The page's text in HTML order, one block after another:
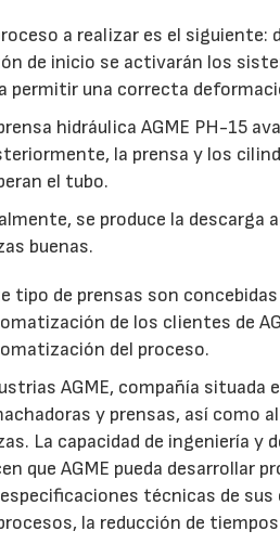
a realizar es el siguiente:
de inicio se activarán los
permitir una correcta
hidráulica AGME PH-15
la prensa y los
el tubo.
se produce la descarga
buenas.
tipo de prensas son
de los clientes de
del proceso.
AGME, compañía situada
y prensas, así como
La capacidad de ingeniería
que AGME pueda desarrollar
técnicas de
la reducción de